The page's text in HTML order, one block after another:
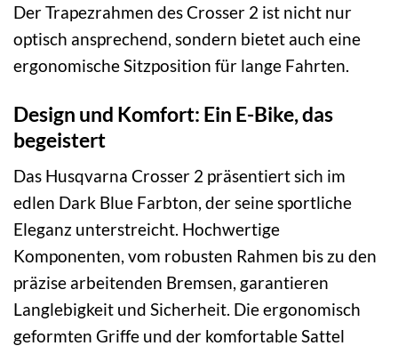
Der Trapezrahmen des Crosser 2 ist nicht nur
optisch ansprechend, sondern bietet auch eine
ergonomische Sitzposition für lange Fahrten.
Design und Komfort: Ein E-Bike, das
begeistert
Das Husqvarna Crosser 2 präsentiert sich im
edlen Dark Blue Farbton, der seine sportliche
Eleganz unterstreicht. Hochwertige
Komponenten, vom robusten Rahmen bis zu den
präzise arbeitenden Bremsen, garantieren
Langlebigkeit und Sicherheit. Die ergonomisch
geformten Griffe und der komfortable Sattel